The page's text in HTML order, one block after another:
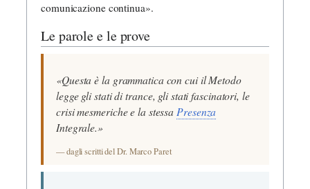
comunicazione continua».
Le parole e le prove
«Questa è la grammatica con cui il Metodo
legge gli stati di trance, gli stati fascinatori, le
crisi mesmeriche e la stessa Presenza
Integrale.»
— dagli scritti del Dr. Marco Paret